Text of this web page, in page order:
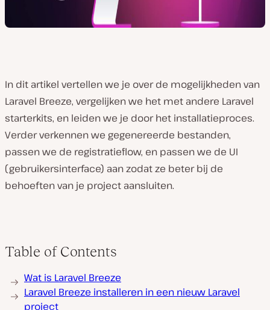
In dit artikel vertellen we je over de mogelijkheden van
Laravel Breeze, vergelijken we het met andere Laravel
starterkits, en leiden we je door het installatieproces.
Verder verkennen we gegenereerde bestanden,
passen we de registratieflow, en passen we de UI
(gebruikersinterface) aan zodat ze beter bij de
behoeften van je project aansluiten.
Table of Contents
Wat is Laravel Breeze
Laravel Breeze installeren in een nieuw Laravel
project